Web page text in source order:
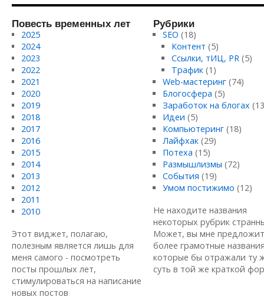
Повесть временных лет
2025
2024
2023
2022
2021
2020
2019
2018
2017
2016
2015
2014
2013
2012
2011
2010
Этот виджет, полагаю,
полезным является лишь для
меня самого - посмотреть
посты прошлых лет,
стимулироваться на написание
новых постов
Рубрики
SEO (18)
Контент (5)
Ссылки, тИЦ, PR (5)
Трафик (1)
Web-мастеринг(74)
Блогосфера (5)
Заработок на блогах
Идеи (5)
Компьютеринг(18)
Лайфхак(29)
Потеха (15)
Размышлизмы (72)
События (19)
Умом постижимо (12)
Не находите названия
некоторых рубрик
Может, вы мне
более грамотные
которые бы отражали ту
суть в той же краткой